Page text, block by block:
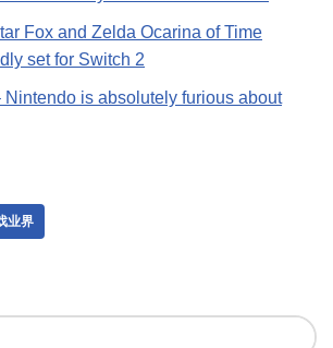
Fox and Zelda Ocarina of Time
set for Switch 2
Nintendo is absolutely furious about
业界